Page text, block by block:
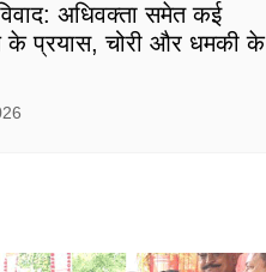
अधिवक्ता समेत कई
के प्रयास, चोरी और धमकी के